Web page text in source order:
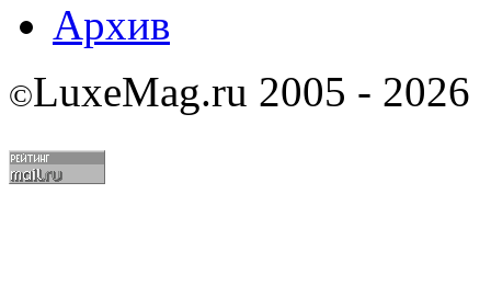
Архив
©LuxeMag.ru 2005 - 2026